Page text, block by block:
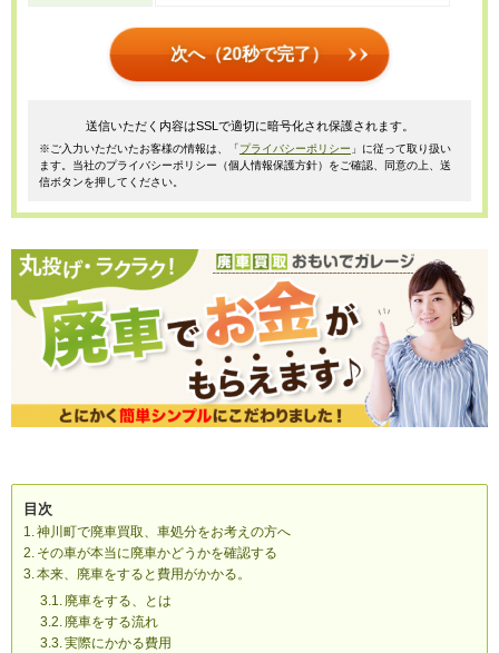
次へ（20秒で完了）
送信いただく内容はSSLで適切に暗号化され保護されます。
※ご入力いただいたお客様の情報は、「プライバシーポリシー 」に従って取り扱い
ます。当社のプライバシーポリシー（個人情報保護方針）をご確認、同意の上、送
信ボタンを押してください。
目次
神川町で廃車買取、車処分をお考えの方へ
その車が本当に廃車かどうかを確認する
本来、廃車をすると費用がかかる。
廃車をする、とは
廃車をする流れ
実際にかかる費用